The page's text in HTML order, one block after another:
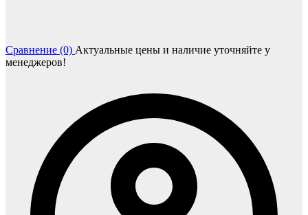
Сравнение (0) Актуальные цены и наличие уточняйте у
менеджеров!